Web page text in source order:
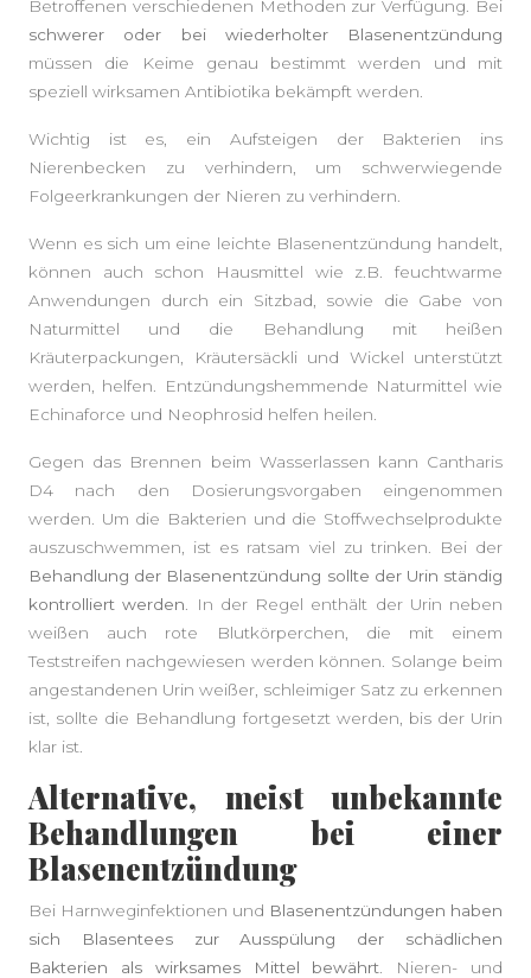
Betroffenen verschiedenen Methoden zur Verfügung. Bei
schwerer oder bei wiederholter Blasenentzündung
müssen die Keime genau bestimmt werden und mit
speziell wirksamen Antibiotika bekämpft werden.
Wichtig ist es, ein Aufsteigen der Bakterien ins
Nierenbecken zu verhindern, um schwerwiegende
Folgeerkrankungen der Nieren zu verhindern.
Wenn es sich um eine leichte Blasenentzündung handelt,
können auch schon Hausmittel wie z.B. feuchtwarme
Anwendungen durch ein Sitzbad, sowie die Gabe von
Naturmittel und die Behandlung mit heißen
Kräuterpackungen, Kräutersäckli und Wickel unterstützt
werden, helfen. Entzündungshemmende Naturmittel wie
Echinaforce und Neophrosid helfen heilen.
Gegen das Brennen beim Wasserlassen kann Cantharis
D4 nach den Dosierungsvorgaben eingenommen
werden. Um die Bakterien und die Stoffwechselprodukte
auszuschwemmen, ist es ratsam viel zu trinken. Bei der
Behandlung der Blasenentzündung sollte der Urin ständig
kontrolliert werden . In der Regel enthält der Urin neben
weißen auch rote Blutkörperchen, die mit einem
Teststreifen nachgewiesen werden können. Solange beim
angestandenen Urin weißer, schleimiger Satz zu erkennen
ist, sollte die Behandlung fortgesetzt werden, bis der Urin
klar ist.
Alternative, meist unbekannte
Behandlungen bei einer
Blasenentzündung
Bei Harnweginfektionen und Blasenentzündungen haben
sich Blasentees zur Ausspülung der schädlichen
Bakterien als wirksames Mittel bewährt . Nieren- und